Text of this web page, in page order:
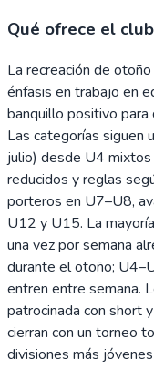
Qué ofrece el club
La recreación de
énfasis en trabajo en
banquillo positivo para
Las categorías siguen
julio) desde U4
reducidos y reglas
porteros en U7–U8,
U12 y U15. La
una vez por semana
durante el otoño;
entren entre semana.
patrocinada con short
cierran con un torneo
divisiones más